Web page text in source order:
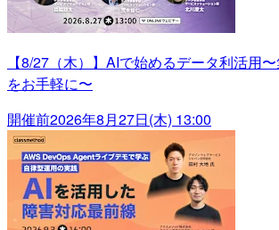
【8/27（木）】AIで始めるデータ利活用
をお手軽に〜
開催前2026年8月27日(木) 13:00